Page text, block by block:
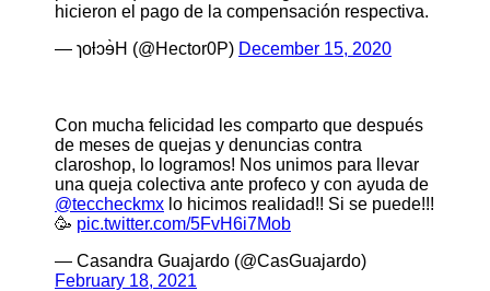
hicieron el pago de la compensación respectiva.
— ɿoƚɔɘ̀H (@Hector0P) December 15, 2020
Con mucha felicidad les comparto que después
de meses de quejas y denuncias contra
claroshop, lo logramos! Nos unimos para llevar
una queja colectiva ante profeco y con ayuda de
@teccheckmx lo hicimos realidad!! Si se puede!!!
🥳 pic.twitter.com/5FvH6i7Mob
— Casandra Guajardo (@CasGuajardo)
February 18, 2021